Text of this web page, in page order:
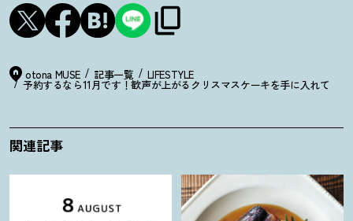
otona MUSE 記事一覧 LIFESTYLE
予約するなら11月です ！歓声が上がるクリスマスケーキを手に入れて
関連記事